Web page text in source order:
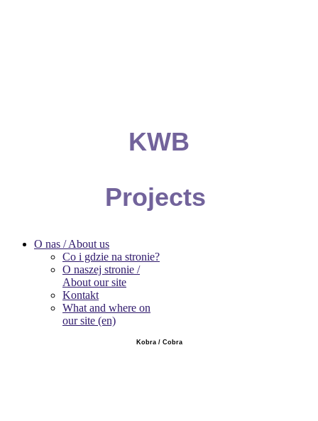
KWB
Projects
O nas / About us
Co i gdzie na stronie?
O naszej stronie /
About our site
Kontakt
What and where on
our site (en)
Kobra / Cobra